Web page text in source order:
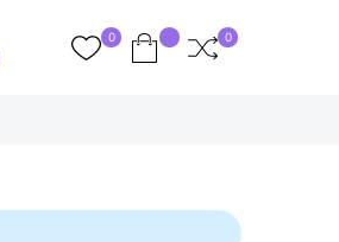
0 0